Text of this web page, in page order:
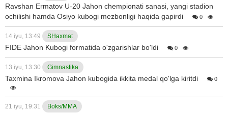
Ravshan Ermatov U-20 Jahon chempionati sanasi, yangi stadion
ochilishi hamda Osiyo kubogi mezbonligi haqida gapirdi
0
14 iyu, 13:49 SHaxmat
FIDE Jahon Kubogi formatida o'zgarishlar bo'ldi 0
13 iyu, 13:30 Gimnastika
Taxmina Ikromova Jahon kubogida ikkita medal qo'lga kiritdi 0
21 iyu, 19:31 Boks/MMA